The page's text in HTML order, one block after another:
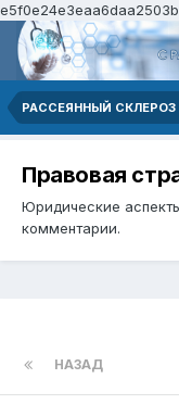
РАССЕЯННЫЙ СКЛЕРОЗ
Правовая
Юридические
комментарии.
НАЗАД